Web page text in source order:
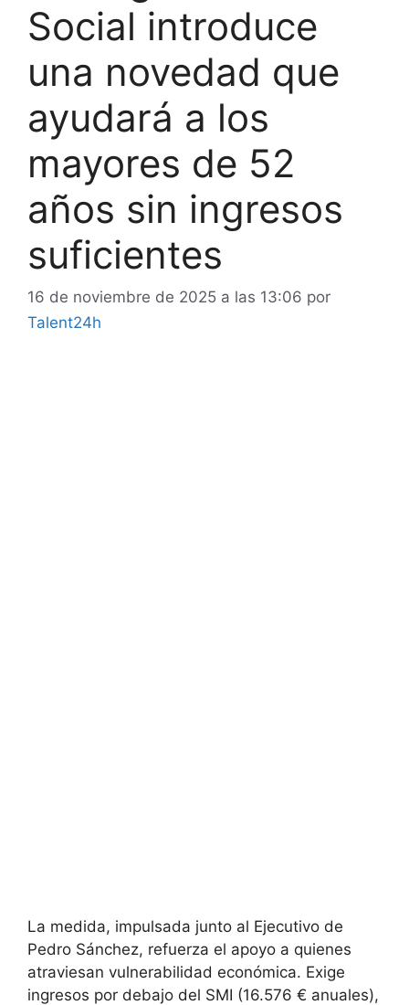
Social introduce
una novedad que
ayudará a los
mayores de 52
años sin ingresos
suficientes
16 de noviembre de 2025 a las 13:06 por
Talent24h
La medida, impulsada junto al Ejecutivo de
Pedro Sánchez, refuerza el apoyo a quienes
atraviesan vulnerabilidad económica. Exige
ingresos por debajo del SMI (16.576 € anuales),